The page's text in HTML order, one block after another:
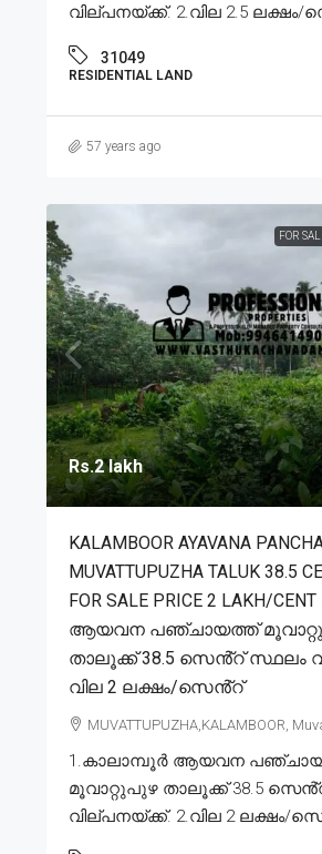
വില്പനയ്ക്ക്. 2.വില 2.5 ലക്ഷം/
31049
RESIDENTIAL LAND
57 years ago
FOR
Rs.2 lakh
KALAMBOOR AYAVANA
MUVATTUPUZHA TALUK 38.5
FOR SALE PRICE 2 LAKH/
ആയവന പഞ്ചായത്ത്
താലൂക്ക് 38.5 സെൻ്റ് സ്ഥലം
വില 2 ലക്ഷം/സെൻ്റ്
MUVATTUPUZHA,KALAMBOOR,
1.കാലാമ്പൂർ ആയവന
മൂവാറ്റുപുഴ താലൂക്ക് 38.5
വില്പനയ്ക്ക്. 2.വില 2 ലക്ഷം/